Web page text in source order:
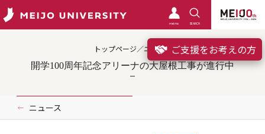
meimo SEARCH
ご支援をお考えの方
トップページ／ニュース
開学100周年記念アリーナの大屋根工事が進行中
ニュース